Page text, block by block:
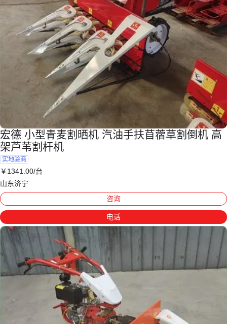
宏德 小型青麦割晒机 汽油手扶苜蓿草割倒机 高
架芦苇割杆机
实地验商
￥ 1341 .00/台
山东济宁
咨询
电话